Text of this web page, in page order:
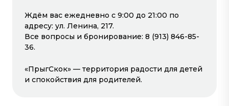
ВИРТУАЛЬНАЯ
РЕАЛЬНОСТЬ
2-й этаж
5Д АТТРАКЦИОН
3-й этаж
Ждём вас ежедневно с 9:00 до 21:00 по
адресу: ул. Ленина, 217.
Все вопросы и бронирование: 8 (913) 846-85-
36.
«ПрыгСкок» — территория радости для детей
и спокойствия для родителей.